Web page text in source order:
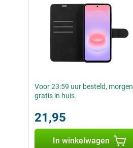
Voor 23:59 uur besteld, morgen
gratis in huis
21,95
In winkelwagen